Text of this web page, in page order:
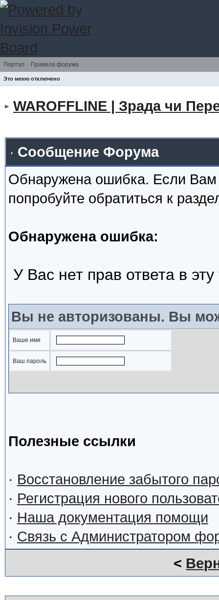
Портал · Правила форума
Это меню отключено
WAROFFLINE | Зрада чи
Сообщение Форума
Обнаружена ошибка. Если
попробуйте обратиться к
Обнаружена ошибка:
У Вас нет прав ответа в
Вы не авторизованы. Вы
Ваше имя
Ваш пароль
Полезные ссылки
· Восстановление забытого
· Регистрация нового
· Наша документация помощи
· Связь с Администратором
<